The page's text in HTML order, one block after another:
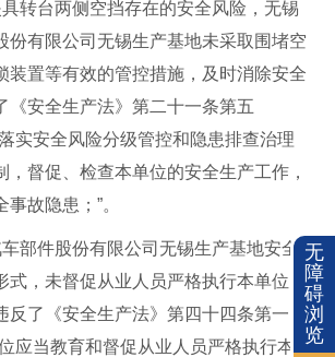
无
障
碍
浏
览
转台两侧空挡存在的安全风险，无锡
份有限公司无锡生产基地未采取围堵空
装置等有效的管控措施，及时消除安全
《安全生产法》第二十一条第五
实安全风险分级管控和隐患排查治理
，督促、检查本单位的安全生产工作，
故隐患；”。
部件股份有限公司无锡生产基地安全
式，未督促从业人员严格执行本单位的
反了《安全生产法》第四十四条第一
应当教育和督促从业人员严格执行本